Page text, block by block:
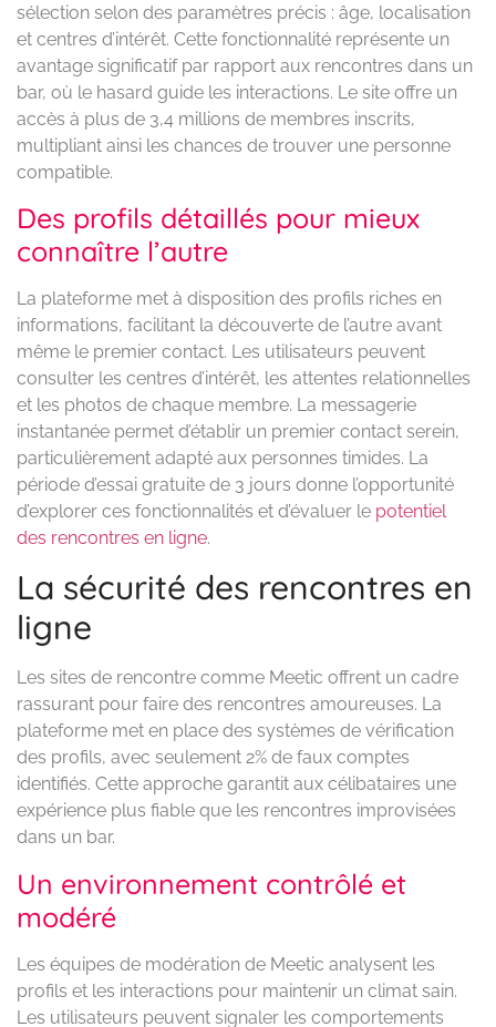
sélection selon des paramètres précis : âge, localisation
et centres d’intérêt. Cette fonctionnalité représente un
avantage significatif par rapport aux rencontres dans un
bar, où le hasard guide les interactions. Le site offre un
accès à plus de 3,4 millions de membres inscrits,
multipliant ainsi les chances de trouver une personne
compatible.
Des profils détaillés pour mieux
connaître l’autre
La plateforme met à disposition des profils riches en
informations, facilitant la découverte de l’autre avant
même le premier contact. Les utilisateurs peuvent
consulter les centres d’intérêt, les attentes relationnelles
et les photos de chaque membre. La messagerie
instantanée permet d’établir un premier contact serein,
particulièrement adapté aux personnes timides. La
période d’essai gratuite de 3 jours donne l’opportunité
d’explorer ces fonctionnalités et d’évaluer le potentiel
des rencontres en ligne.
La sécurité des rencontres en
ligne
Les sites de rencontre comme Meetic offrent un cadre
rassurant pour faire des rencontres amoureuses. La
plateforme met en place des systèmes de vérification
des profils, avec seulement 2% de faux comptes
identifiés. Cette approche garantit aux célibataires une
expérience plus fiable que les rencontres improvisées
dans un bar.
Un environnement contrôlé et
modéré
Les équipes de modération de Meetic analysent les
profils et les interactions pour maintenir un climat sain.
Les utilisateurs peuvent signaler les comportements